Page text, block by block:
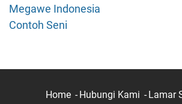
Megawe Indonesia
Contoh Seni
Home Hubungi Kami Lamar